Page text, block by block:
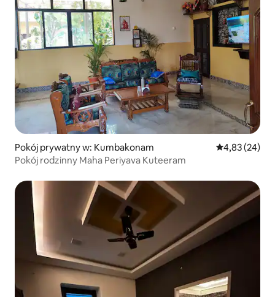
Pokój prywatny w: Kumbakonam Średnia
4,83 (24)
Pokój rodzinny Maha Periyava Kuteeram